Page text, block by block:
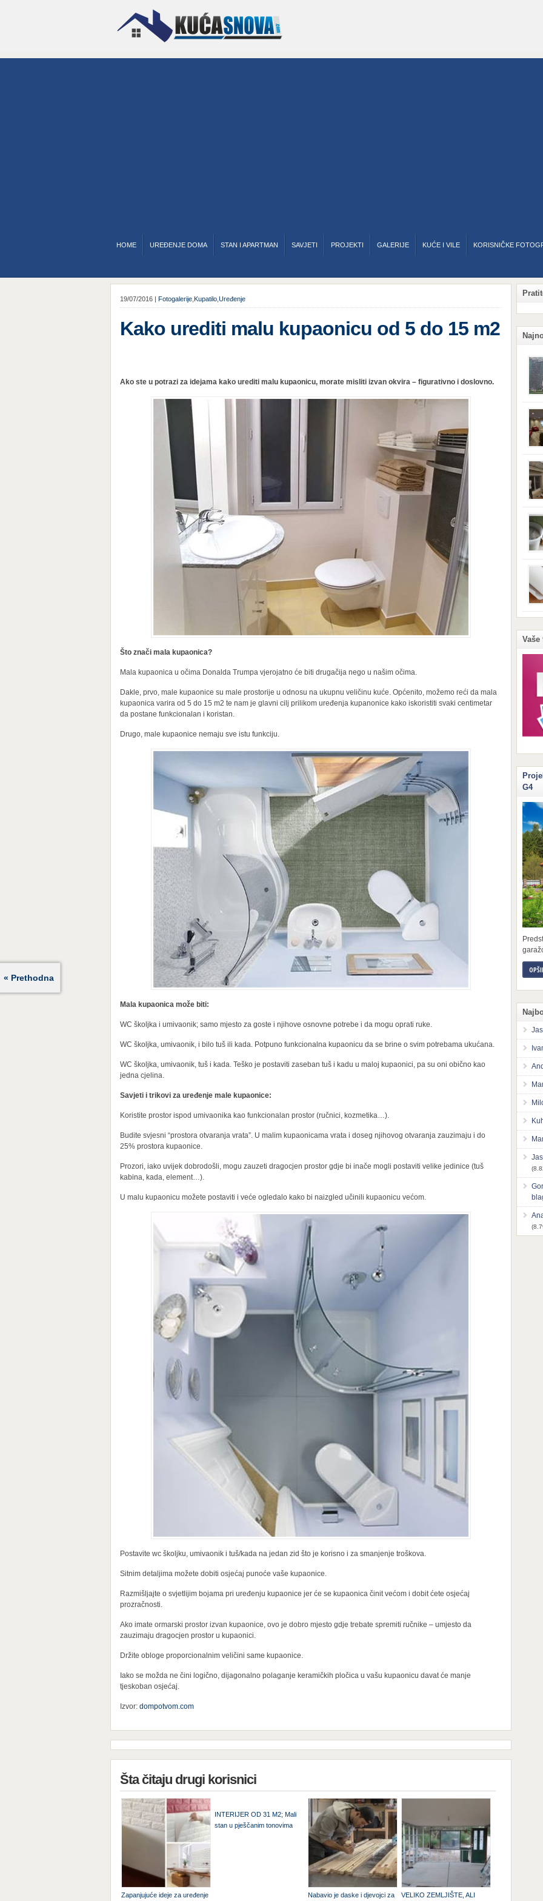
HOME UREĐENJE DOMA STAN I APARTMAN SAVJETI PROJEKTI GALERIJE KUĆE I VILE KORISNIČKE
19/07/2016 | Fotogalerije Kupatilo Uređenje
Kako urediti malu kupaonicu od 5 do 15 m2
Ako ste u potrazi za idejama kako urediti malu kupaonicu, morate misliti izvan okvira – figurativno i doslovno.
Što znači mala kupaonica?
Mala kupaonica u očima Donalda Trumpa vjerojatno će biti drugačija nego u našim očima.
Dakle, prvo, male kupaonice su male prostorije u odnosu na ukupnu veličinu kuće. Općenito, možemo reći da mala
kupaonica varira od 5 do 15 m2 te nam je glavni cilj prilikom uređenja kupanonice kako iskoristiti svaki centimetar
da postane funkcionalan i koristan.
Drugo, male kupaonice nemaju sve istu funkciju.
Mala kupaonica može biti:
WC školjka i umivaonik; samo mjesto za goste i njihove osnovne potrebe i da mogu oprati ruke.
WC školjka, umivaonik, i bilo tuš ili kada. Potpuno funkcionalna kupaonicu da se brine o svim potrebama ukućana.
WC školjka, umivaonik, tuš i kada. Teško je postaviti zaseban tuš i kadu u maloj kupaonici, pa su oni obično kao
jedna cjelina.
Savjeti i trikovi za uređenje male kupaonice:
Koristite prostor ispod umivaonika kao funkcionalan prostor (ručnici, kozmetika…).
Budite svjesni “prostora otvaranja vrata”. U malim kupaonicama vrata i doseg njihovog otvaranja zauzimaju i do
25% prostora kupaonice.
Prozori, iako uvijek dobrodošli, mogu zauzeti dragocjen prostor gdje bi inače mogli postaviti velike jedinice (tuš
kabina, kada, element…).
U malu kupaonicu možete postaviti i veće ogledalo kako bi naizgled učinili kupaonicu većom.
Postavite wc školjku, umivaonik i tuš/kada na jedan zid što je korisno i za smanjenje troškova.
Sitnim detaljima možete dobiti osjećaj punoće vaše kupaonice.
Razmišljajte o svjetlijim bojama pri uređenju kupaonice jer će se kupaonica činit većom i dobit ćete osjećaj
prozračnosti.
Ako imate ormarski prostor izvan kupaonice, ovo je dobro mjesto gdje trebate spremiti ručnike – umjesto da
zauzimaju dragocjen prostor u kupaonici.
Držite obloge proporcionalnim veličini same kupaonice.
Iako se možda ne čini logično, dijagonalno polaganje keramičkih pločica u vašu kupaonicu davat će manje
tjeskoban osjećaj.
Izvor: dompotvom.com
« Prethodna
Šta čitaju drugi korisnici
Zapanjujuće ideje za uređenje
INTERIJER OD 31 M2; Mali
stan u pješčanim tonovima
Nabavio je daske i djevojci za VELIKO ZEMLJIŠTE, ALI
koji
vas
se
niko
G4